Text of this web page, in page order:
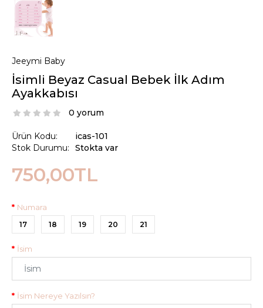
Jeeymi Baby
İsimli Beyaz Casual Bebek İlk Adım
Ayakkabısı
0 yorum
Ürün Kodu:
Stok Durumu:
icas-101
Stokta var
750,00TL
Numara
17 18 19 20 21
İsim
İsim Nereye Yazılsın?